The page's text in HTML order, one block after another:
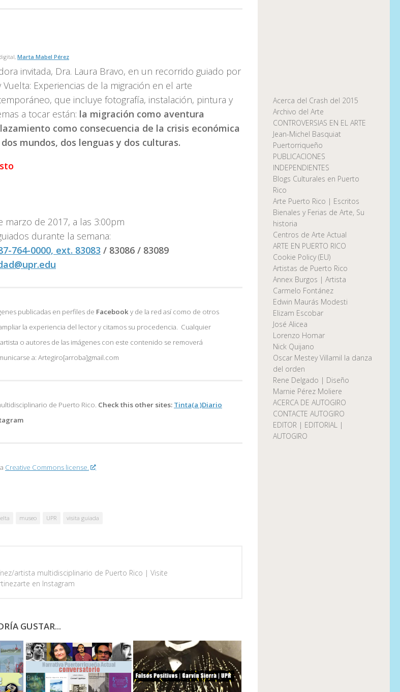
Marta Mabel Pérez
invitada, Dra. Laura Bravo, en un recorrido guiado por
Vuelta: Experiencias de la migración en el arte
, que incluye fotografía, instalación, pintura y
a tocar están: la migración como aventura
como consecuencia de la crisis económica
mundos, dos lenguas y dos culturas.
marzo de 2017, a las 3:00pm
durante la semana:
764-0000, ext. 83083 / 83086 / 83089
publicadas en perfiles de Facebooky de la red así como de otros
la experiencia del lector y citamos su procedencia. Cualquier
o autores de las imágenes con este contenido se removerá
a: Artegiro[arroba]gmail.com
de Puerto Rico. Check this other sites: Tinta(a )Diario
Creative Commons license.
museo UPR visita guiada
artista multidisciplinario de Puerto Rico | Visite
en Instagram
GUSTAR...
Acerca del Crash del 2015
Archivo del Arte
CONTROVERSIAS EN EL ARTE
Jean-Michel Basquiat
Puertorriqueño
PUBLICACIONES
INDEPENDIENTES
Blogs Culturales en Puerto
Rico
Arte Puerto Rico | Escritos
Bienales y Ferias de Arte, Su
historia
Centros de Arte Actual
ARTE EN PUERTO RICO
Cookie Policy (EU)
Artistas de Puerto Rico
Annex Burgos | Artista
Carmelo Fontánez
Edwin Maurás Modesti
Elizam Escobar
José Alicea
Lorenzo Homar
Nick Quijano
Oscar Mestey Villamil la danza
del orden
Rene Delgado | Diseño
Marnie Pérez Moliere
ACERCA DE AUTOGIRO
CONTACTE AUTOGIRO
EDITOR | EDITORIAL |
AUTOGIRO